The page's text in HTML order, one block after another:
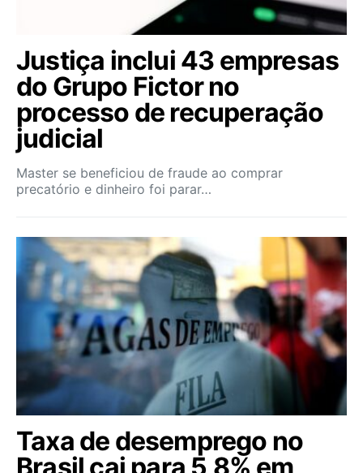
Justiça inclui 43 empresas
do Grupo Fictor no
processo de recuperação
judicial
Master se beneficiou de fraude ao comprar
precatório e dinheiro foi parar…
Taxa de desemprego no